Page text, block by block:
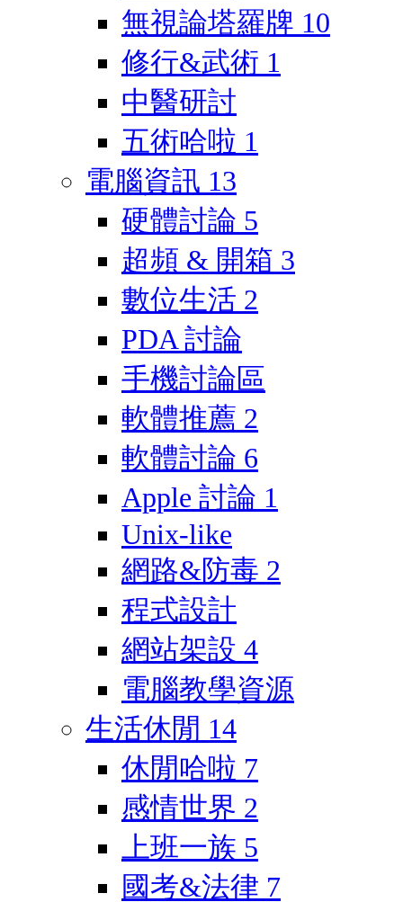
無視論塔羅牌 10
修行&武術 1
中醫研討
五術哈啦 1
電腦資訊 13
硬體討論 5
超頻 & 開箱 3
數位生活 2
PDA 討論
手機討論區
軟體推薦 2
軟體討論 6
Apple 討論 1
Unix-like
網路&防毒 2
程式設計
網站架設 4
電腦教學資源
生活休閒 14
休閒哈啦 7
感情世界 2
上班一族 5
國考&法律 7